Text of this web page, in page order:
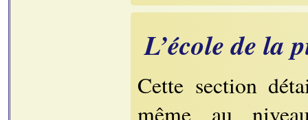
L’école de la
Cette section
même au